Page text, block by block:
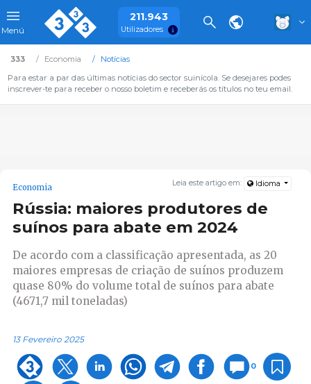
Menú
211.943
Utilizadores
333 Economia
Notícias
Para estar a par das últimas notícias do sector suinícola. Se desejares podes
inscrever-te para receber o nosso boletim e receberás os títulos no teu email.
Leia este artigo em: Idioma
Economia
Rússia: maiores produtores de
suínos para abate em 2024
De acordo com a classificação apresentada, as 20
maiores empresas de criação de suínos produzem
quase 80% do volume total de suínos para abate
(4671,7 mil toneladas)
13 Fevereiro 2025
0